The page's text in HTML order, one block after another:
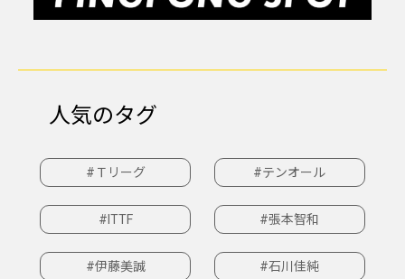
人気のタグ
#Ｔリーグ #テンオール
#ITTF #張本智和
#伊藤美誠 #石川佳純